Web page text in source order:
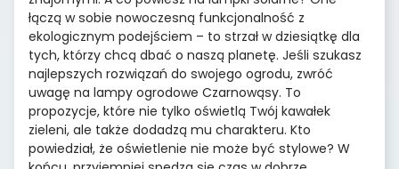
łączą w sobie nowoczesną funkcjonalność z
ekologicznym podejściem – to strzał w dziesiątkę dla
tych, którzy chcą dbać o naszą planetę. Jeśli szukasz
najlepszych rozwiązań do swojego ogrodu, zwróć
uwagę na lampy ogrodowe Czarnowąsy. To
propozycje, które nie tylko oświetlą Twój kawałek
zieleni, ale także dodadzą mu charakteru. Kto
powiedział, że oświetlenie nie może być stylowe? W